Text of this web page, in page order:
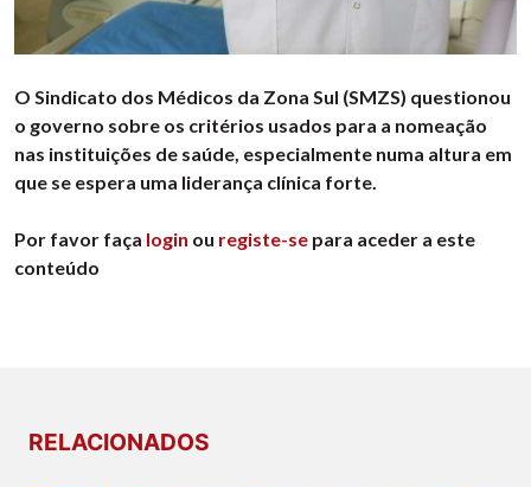
O Sindicato dos Médicos da Zona Sul (SMZS) questionou
o governo sobre os critérios usados para a nomeação
nas instituições de saúde, especialmente numa altura em
que se espera uma liderança clínica forte.
Por favor faça login ou registe-se para aceder a este
conteúdo
RELACIONADOS